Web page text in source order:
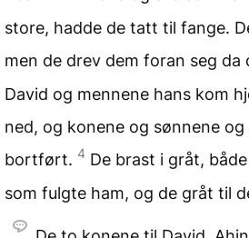
store, hadde de tatt til fange.
men de drev dem foran seg da
David og mennene hans kom
ned, og konene og sønnene
bortført. 4 De brast i gråt,
som fulgte ham, og de gråt til